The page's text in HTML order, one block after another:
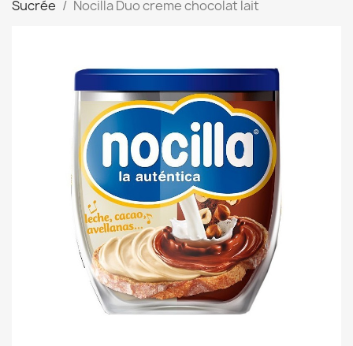
Sucrée
Nocilla Duo creme chocolat lait